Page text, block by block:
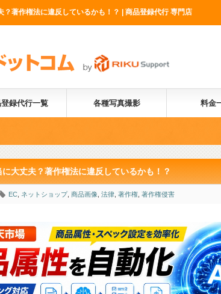
著作権法に違反しているかも！？ | 商品登録代行 専門店
録代行一覧 各種写真撮影 料金
★★ AIに
大丈夫？著作権法に違反しているかも！？
EC ネットショップ, 商品画像 法律 著作権 著作権侵害